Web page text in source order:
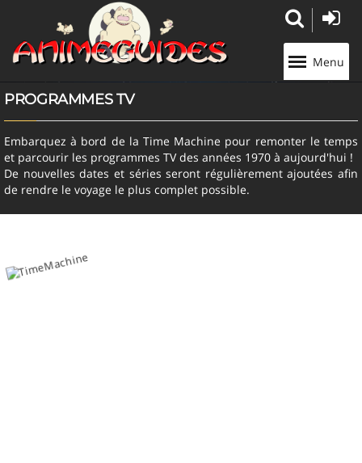
Menu
PROGRAMMES TV
Embarquez à bord de la Time Machine pour remonter le temps
et parcourir les programmes TV des années 1970 à aujourd'hui !
De nouvelles dates et séries seront régulièrement ajoutées afin
de rendre le voyage le plus complet possible.
Panneau de gestion des cookies